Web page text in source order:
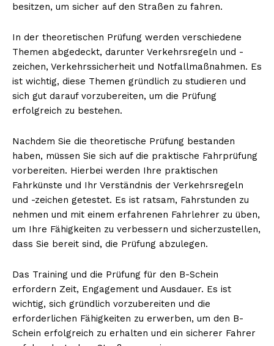
besitzen, um sicher auf den Straßen zu fahren.
In der theoretischen Prüfung werden verschiedene
Themen abgedeckt, darunter Verkehrsregeln und -
zeichen, Verkehrssicherheit und Notfallmaßnahmen. Es
ist wichtig, diese Themen gründlich zu studieren und
sich gut darauf vorzubereiten, um die Prüfung
erfolgreich zu bestehen.
Nachdem Sie die theoretische Prüfung bestanden
haben, müssen Sie sich auf die praktische Fahrprüfung
vorbereiten. Hierbei werden Ihre praktischen
Fahrkünste und Ihr Verständnis der Verkehrsregeln
und -zeichen getestet. Es ist ratsam, Fahrstunden zu
nehmen und mit einem erfahrenen Fahrlehrer zu üben,
um Ihre Fähigkeiten zu verbessern und sicherzustellen,
dass Sie bereit sind, die Prüfung abzulegen.
Das Training und die Prüfung für den B-Schein
erfordern Zeit, Engagement und Ausdauer. Es ist
wichtig, sich gründlich vorzubereiten und die
erforderlichen Fähigkeiten zu erwerben, um den B-
Schein erfolgreich zu erhalten und ein sicherer Fahrer